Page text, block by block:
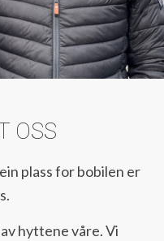
OSS
plass for bobilen er
hyttene våre. Vi